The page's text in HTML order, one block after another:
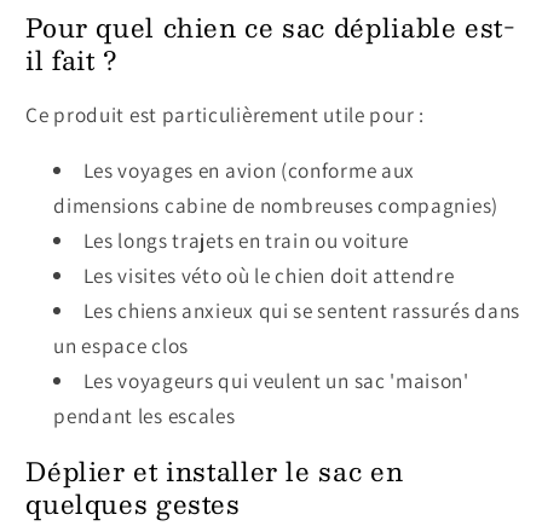
Pour quel chien ce sac dépliable est-
il fait ?
Ce produit est particulièrement utile pour :
Les voyages en avion (conforme aux
dimensions cabine de nombreuses compagnies)
Les longs trajets en train ou voiture
Les visites véto où le chien doit attendre
Les chiens anxieux qui se sentent rassurés dans
un espace clos
Les voyageurs qui veulent un sac 'maison'
pendant les escales
Déplier et installer le sac en
quelques gestes